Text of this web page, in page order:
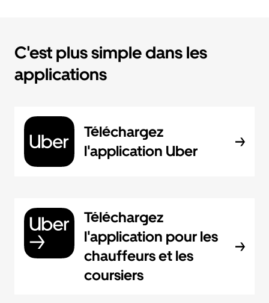
C'est plus simple dans les
applications
Téléchargez
l'application Uber
Téléchargez
l'application pour les
chauffeurs et les
coursiers